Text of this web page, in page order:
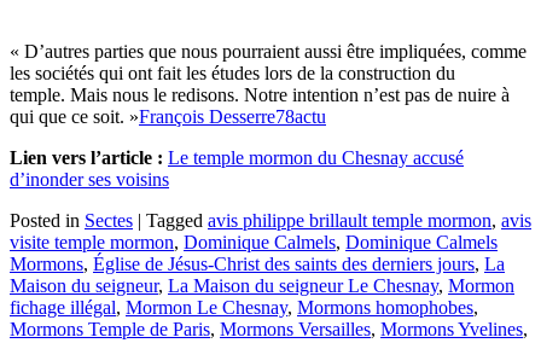
« D’autres parties que nous pourraient aussi être impliquées, comme
les sociétés qui ont fait les études lors de la construction du
temple. Mais nous le redisons. Notre intention n’est pas de nuire à
qui que ce soit. »François Desserre78actu
Lien vers l’article : Le temple mormon du Chesnay accusé
d’inonder ses voisins
Posted in Sectes | Tagged avis philippe brillault temple mormon, avis
visite temple mormon, Dominique Calmels, Dominique Calmels
Mormons, Église de Jésus-Christ des saints des derniers jours, La
Maison du seigneur, La Maison du seigneur Le Chesnay, Mormon
fichage illégal, Mormon Le Chesnay, Mormons homophobes,
Mormons Temple de Paris, Mormons Versailles, Mormons Yvelines,